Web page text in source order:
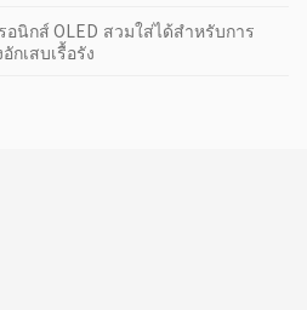
นิกส์ OLED สวมใส่ได้สำหรับการ
กเสบเรื้อรัง